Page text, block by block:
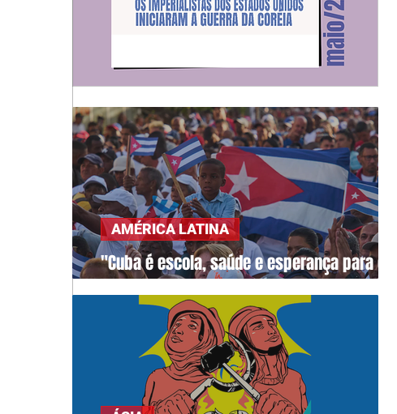
"Cuba é escola, saúde e esperança para o
AMÉRICA LATINA